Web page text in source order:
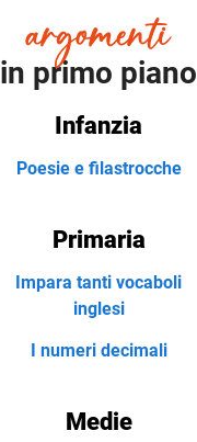
in primo piano
Infanzia
Poesie e filastrocche
Primaria
Impara tanti vocaboli
inglesi
I numeri decimali
Medie